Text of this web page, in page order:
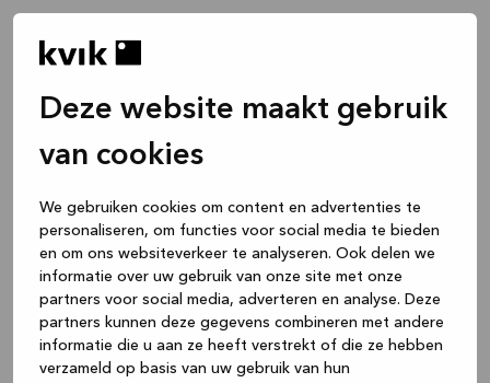
Deze website maakt gebruik
van cookies
We gebruiken cookies om content en advertenties te
personaliseren, om functies voor social media te bieden
en om ons websiteverkeer te analyseren. Ook delen we
informatie over uw gebruik van onze site met onze
partners voor social media, adverteren en analyse. Deze
partners kunnen deze gegevens combineren met andere
informatie die u aan ze heeft verstrekt of die ze hebben
verzameld op basis van uw gebruik van hun